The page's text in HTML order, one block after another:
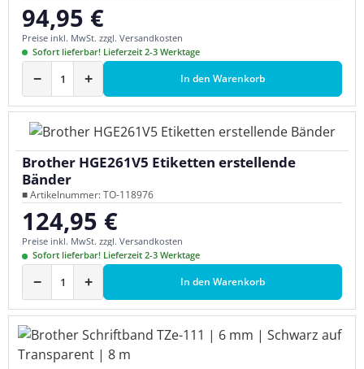
Regulärer Preis:
94,95 €
Preise inkl. MwSt. zzgl. Versandkosten
Sofort lieferbar! Lieferzeit 2-3 Werktage
− + In den Warenkorb
Brother HGE261V5 Etiketten erstellende
Bänder
■ Artikelnummer: TO-118976
Regulärer Preis:
124,95 €
Preise inkl. MwSt. zzgl. Versandkosten
Sofort lieferbar! Lieferzeit 2-3 Werktage
− + In den Warenkorb